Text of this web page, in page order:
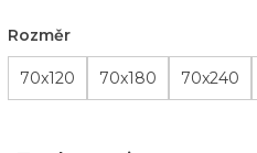
Rozměr
70x120 70x180 70x240